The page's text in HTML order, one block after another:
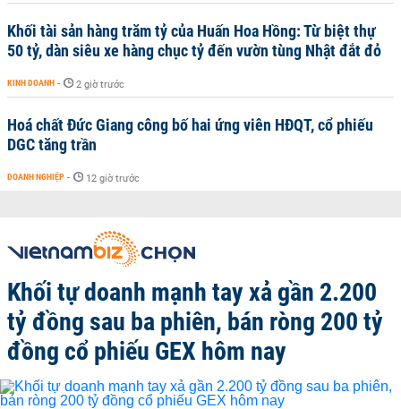
Khối tài sản hàng trăm tỷ của Huấn Hoa Hồng: Từ biệt thự
50 tỷ, dàn siêu xe hàng chục tỷ đến vườn tùng Nhật đắt đỏ
KINH DOANH - 2 giờ trước
Hoá chất Đức Giang công bố hai ứng viên HĐQT, cổ phiếu
DGC tăng trần
DOANH NGHIỆP - 12 giờ trước
Khối tự doanh mạnh tay xả gần 2.200
tỷ đồng sau ba phiên, bán ròng 200 tỷ
đồng cổ phiếu GEX hôm nay